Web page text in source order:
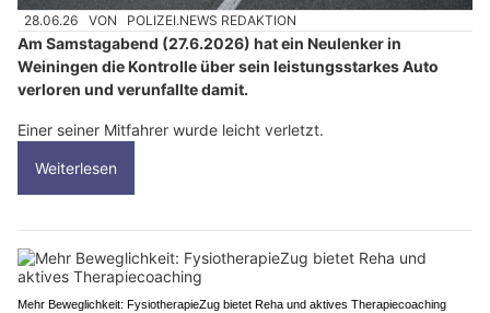
28.06.26 VON POLIZEI.NEWS REDAKTION
Am Samstagabend (27.6.2026) hat ein Neulenker in
Weiningen die Kontrolle über sein leistungsstarkes Auto
verloren und verunfallte damit.
Einer seiner Mitfahrer wurde leicht verletzt.
Weiterlesen
Mehr Beweglichkeit: FysiotherapieZug bietet Reha und aktives Therapiecoaching